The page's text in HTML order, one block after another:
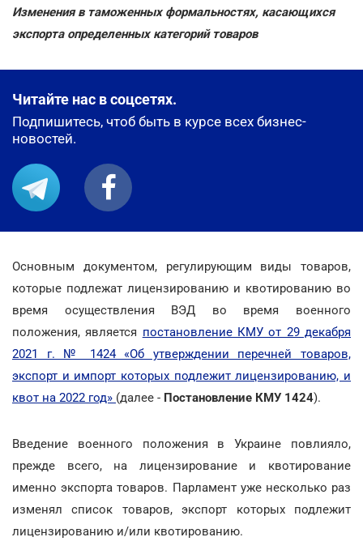
Изменения в таможенных формальностях, касающихся
экспорта определенных категорий товаров
Читайте нас в соцсетях.
Подпишитесь, чтоб быть в курсе всех бизнес-
новостей.
Основным документом, регулирующим виды товаров,
которые подлежат лицензированию и квотированию во
время осуществления ВЭД во время военного
положения, является постановление КМУ от 29 декабря
2021 г. № 1424 «Об утверждении перечней товаров,
экспорт и импорт которых подлежит лицензированию, и
квот на 2022 год» (далее - Постановление КМУ 1424).
Введение военного положения в Украине повлияло,
прежде всего, на лицензирование и квотирование
именно экспорта товаров. Парламент уже несколько раз
изменял список товаров, экспорт которых подлежит
лицензированию и/или квотированию.